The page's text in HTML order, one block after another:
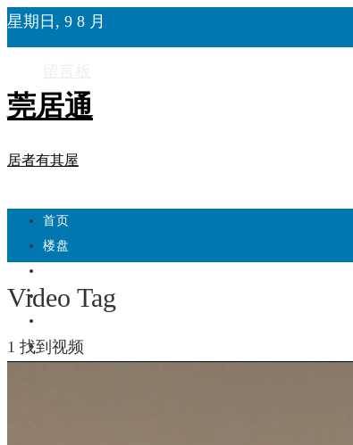
星期日, 9 8 月
莞居通
居者有其屋
首页
楼盘
住宅
东莞
Video Tag
1 找到视频